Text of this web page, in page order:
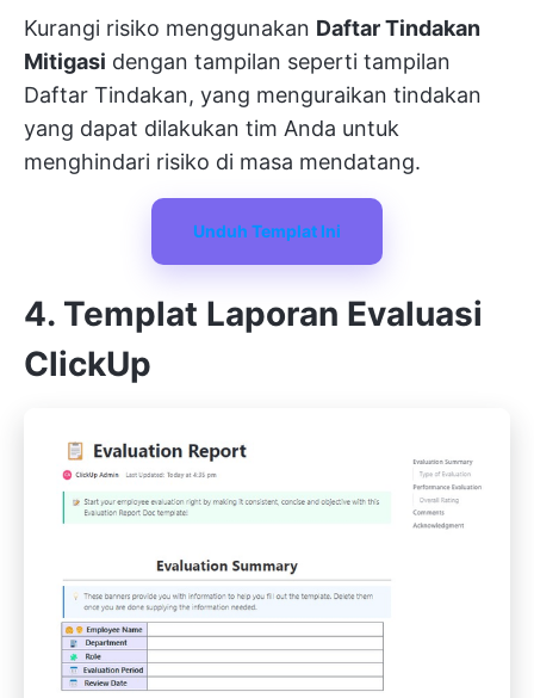
Kurangi risiko menggunakan Daftar Tindakan
Mitigasi dengan tampilan seperti tampilan
Daftar Tindakan, yang menguraikan tindakan
yang dapat dilakukan tim Anda untuk
menghindari risiko di masa mendatang.
Unduh Templat Ini
4. Templat Laporan Evaluasi
ClickUp